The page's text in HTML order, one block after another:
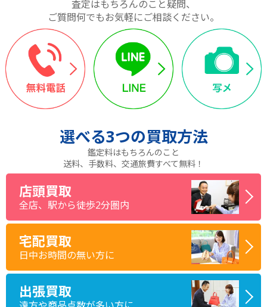
査定はもちろんのこと疑問、
ご質問何でもお気軽にご相談ください。
選べる3つの買取方法
鑑定料はもちろんのこと
送料、手数料、交通旅費すべて無料！
店頭買取
全店、駅から徒歩2分圏内
宅配買取
日中お時間の無い方に
出張買取